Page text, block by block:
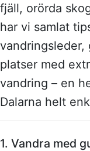
fjäll, orörda
har vi samlat
vandringsleder,
platser med
vandring – en
Dalarna helt
1. Vandra med